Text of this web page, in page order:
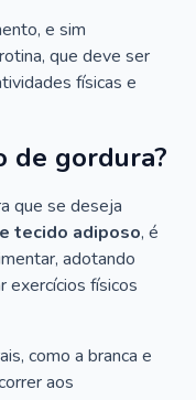
e sim
que deve ser
físicas e
de gordura?
que se deseja
tecido adiposo, é
adotando
exercícios físicos
como a branca e
aos